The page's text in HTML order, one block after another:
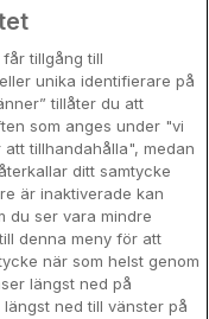
kr
tillgång till
unika identifierare på
tillåter du att
som anges under "vi
tillhandahålla", medan
ditt samtycke
är inaktiverade kan
du ser vara mindre
denna meny för att
när som helst genom
längst ned på
ned till vänster på